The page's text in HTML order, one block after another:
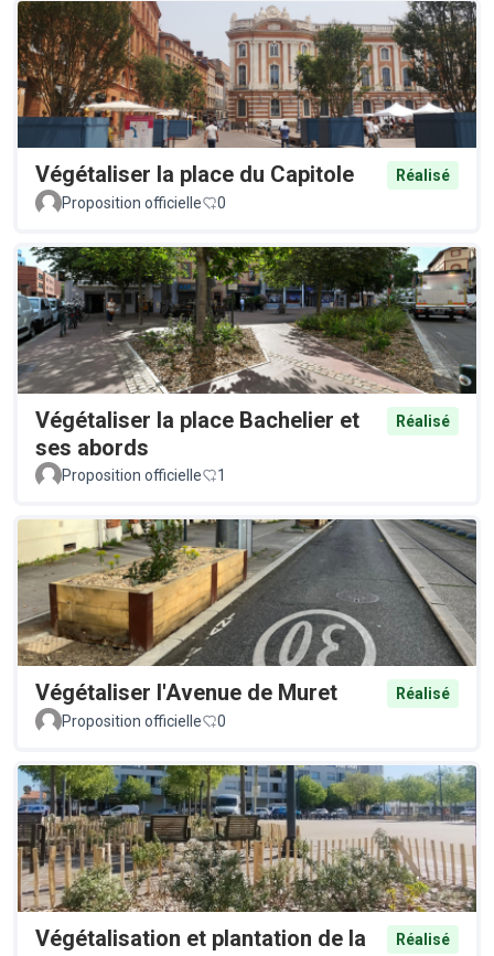
Végétaliser la place du Capitole
Réalisé
Proposition officielle
0
Végétaliser la place Bachelier et
ses abords
Réalisé
Proposition officielle 1
Végétaliser l'Avenue de Muret
Réalisé
Proposition officielle
0
Végétalisation et plantation de la
Réalisé